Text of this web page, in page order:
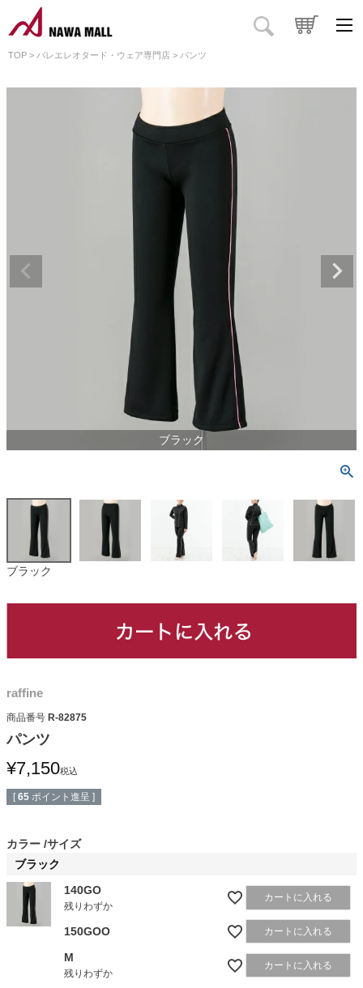
TOP バレエレオタード・ウェア専門店 パンツ
ブラック
ブラック
raffine
商品番号 R-82875
パンツ
¥7,150税込
[ 65 ポイント進呈 ]
カラー サイズ
ブラック
140GO
残りわずか
カートに入れる
150GOO カートに入れる
M
残りわずか
カートに入れる